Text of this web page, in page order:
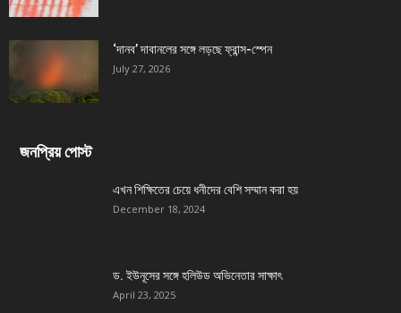
‘দানব’ দাবানলের সঙ্গে লড়ছে ফ্রান্স-স্পেন
July 27, 2026
জনপ্রিয় পোস্ট
এখন শিক্ষিতের চেয়ে ধনীদের বেশি সম্মান করা হয়
December 18, 2024
ড. ইউনূসের সঙ্গে হলিউড অভিনেতার সাক্ষাৎ
April 23, 2025